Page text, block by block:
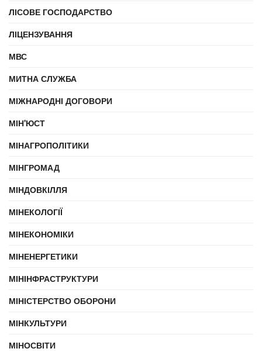
ЛІСОВЕ ГОСПОДАРСТВО
ЛІЦЕНЗУВАННЯ
МВС
МИТНА СЛУЖБА
МІЖНАРОДНІ ДОГОВОРИ
МІН'ЮСТ
МІНАГРОПОЛІТИКИ
МІНГРОМАД
МІНДОВКІЛЛЯ
МІНЕКОЛОГІЇ
МІНЕКОНОМІКИ
МІНЕНЕРГЕТИКИ
МІНІНФРАСТРУКТУРИ
МІНІСТЕРСТВО ОБОРОНИ
МІНКУЛЬТУРИ
МІНОСВІТИ